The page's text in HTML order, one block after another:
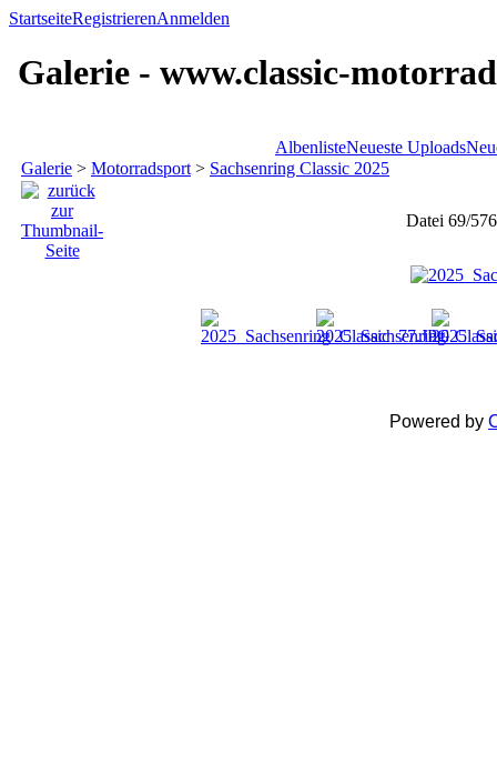
StartseiteRegistrierenAnmelden
Galerie - www.classic-
AlbenlisteNeueste Uploads
Galerie > Motorradsport > Sachsenring Classic 2025
Datei 69/576
Powered by